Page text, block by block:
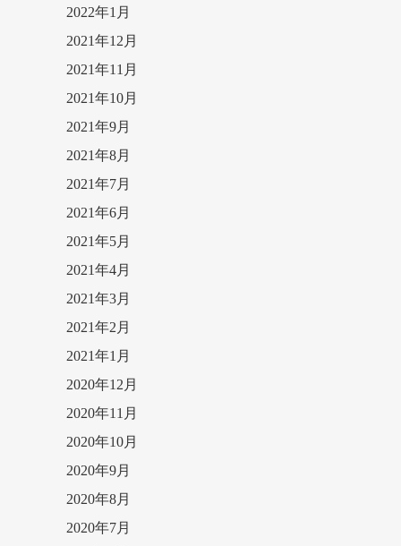
2022年1月
2021年12月
2021年11月
2021年10月
2021年9月
2021年8月
2021年7月
2021年6月
2021年5月
2021年4月
2021年3月
2021年2月
2021年1月
2020年12月
2020年11月
2020年10月
2020年9月
2020年8月
2020年7月